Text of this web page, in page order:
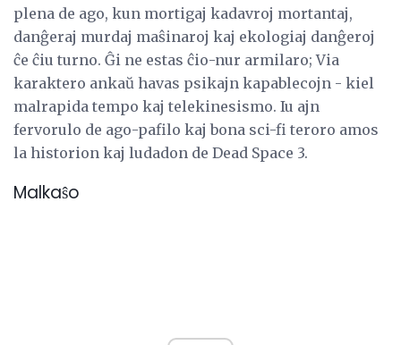
plena de ago, kun mortigaj kadavroj mortantaj,
danĝeraj murdaj maŝinaroj kaj ekologiaj danĝeroj
ĉe ĉiu turno. Ĝi ne estas ĉio-nur armilaro; Via
karaktero ankaŭ havas psikajn kapablecojn - kiel
malrapida tempo kaj telekinesismo. Iu ajn
fervorulo de ago-pafilo kaj bona sci-fi teroro amos
la historion kaj ludadon de Dead Space 3.
Malkaŝo